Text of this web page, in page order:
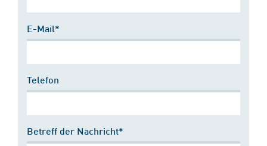
E-Mail*
Telefon
Betreff der Nachricht*